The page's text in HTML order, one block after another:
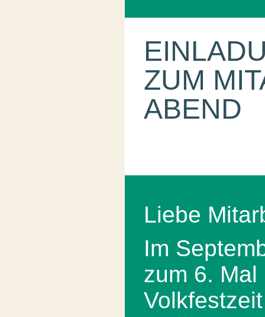
ZUM
ABEND
Liebe
Im
zum 6. Mal